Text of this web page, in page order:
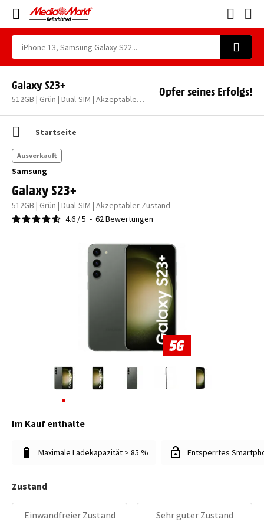
Galaxy S23+
512GB | Grün | Dual-SIM | Akzeptabler Zustand
Opfer seines Erfolgs!
Startseite
Samsung
Galaxy S23+
512GB | Grün | Dual-SIM | Akzeptabler Zustand
4.6 /5 - 62Bewertungen
Ausverkauft
Im Kauf enthalte
Maximale Ladekapazität > 85 % Entsperrtes
Zustand
Einwandfreier Zustand Sehr guter Zustand